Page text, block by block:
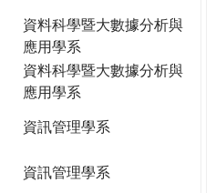
資料科學暨大數據分析與
應用學系
資料科學暨大數據分析與
應用學系
資訊管理學系
資訊管理學系